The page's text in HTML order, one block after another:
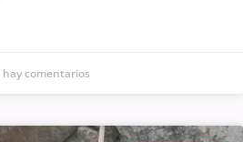
hay comentarios